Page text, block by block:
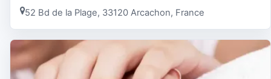
52 Bd de la Plage, 33120 Arcachon, France